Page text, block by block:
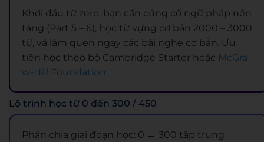
Khởi đầu từ zero, bạn cần củng cố ngữ pháp nền
tảng (Part 5 – 6), học từ vựng cơ bản 2000 – 3000
từ, và làm quen ngay các bài nghe cơ bản. Ưu
tiên học theo bộ Cambridge Starter hoặc McGra
w-Hill Foundation.
Lộ trình học từ 0 đến 300 / 450
Phân chia giai đoạn học: 0 → 300 tập trung